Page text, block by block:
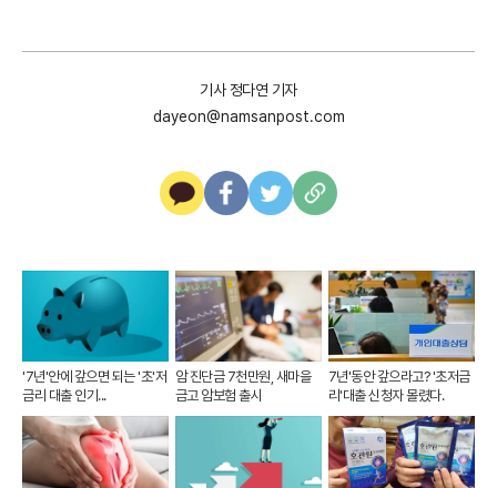
기사 정다연 기자
dayeon@namsanpost.com
카
톡
페
북
트
U
복
사
'7년'안에 갚으면 되는 '초'저
금리 대출 인기...
암 진단금 7천만원, 새마을
금고 암보험 출시
7년'동안 갚으라고? '초저금
리'대출 신청자 몰렸다.